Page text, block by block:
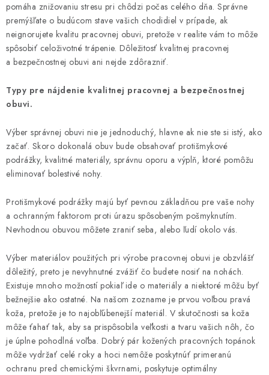
pomáha znižovaniu stresu pri chôdzi počas celého dňa. Správne
premýšľate o budúcom stave vašich chodidiel v prípade, ak
neignorujete kvalitu pracovnej obuvi, pretože v realite vám to môže
spôsobiť celoživotné trápenie. Dôležitosť kvalitnej pracovnej
a bezpečnostnej obuvi ani nejde zdôrazniť.
Typy pre nájdenie kvalitnej pracovnej a bezpečnostnej
obuvi.
Výber správnej obuvi nie je jednoduchý, hlavne ak nie ste si istý, ako
začať. Skoro dokonalá obuv bude obsahovať protišmykové
podrážky, kvalitné materiály, správnu oporu a výplň, ktoré pomôžu
eliminovať bolestivé nohy.
Protišmykové podrážky majú byť pevnou základňou pre vaše nohy
a ochranným faktorom proti úrazu spôsobeným pošmyknutím.
Nevhodnou obuvou môžete zraniť seba, alebo ľudí okolo vás.
Výber materiálov použitých pri výrobe pracovnej obuvi je obzvlášť
dôležitý, preto je nevyhnutné zvážiť čo budete nosiť na nohách.
Existuje mnoho možností pokiaľ ide o materiály a niektoré môžu byť
bežnejšie ako ostatné. Na našom zozname je prvou voľbou pravá
koža, pretože je to najobľúbenejší materiál. V skutočnosti sa koža
môže ťahať tak, aby sa prispôsobila veľkosti a tvaru vašich nôh, čo
je úplne pohodlná voľba. Dobrý pár kožených pracovných topánok
môže vydržať celé roky a hoci nemôže poskytnúť primeranú
ochranu pred chemickými škvrnami, poskytuje optimálny